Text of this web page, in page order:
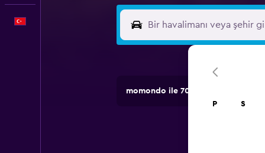
momondo ile 70.000'den fazla
P S